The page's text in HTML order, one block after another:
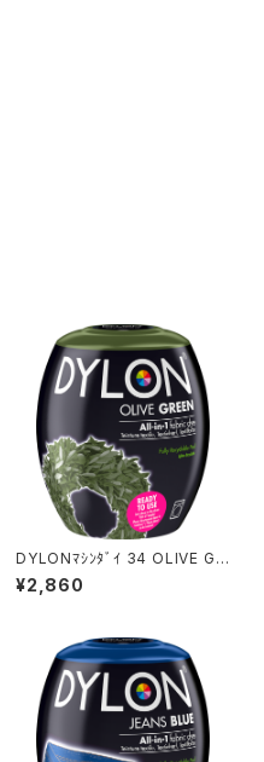
DYLONﾏｼﾝﾀﾞｲ 34 OLIVE GR
EEN
¥2,860